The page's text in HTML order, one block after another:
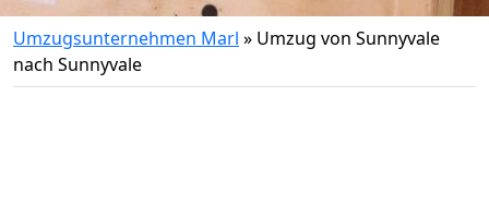
Umzugsunternehmen Marl » Umzug von Sunnyvale
nach Sunnyvale